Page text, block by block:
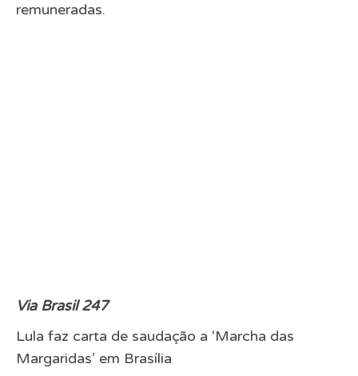
remuneradas.
Via Brasil 247
Lula faz carta de saudação a ‘Marcha das
Margaridas’ em Brasília